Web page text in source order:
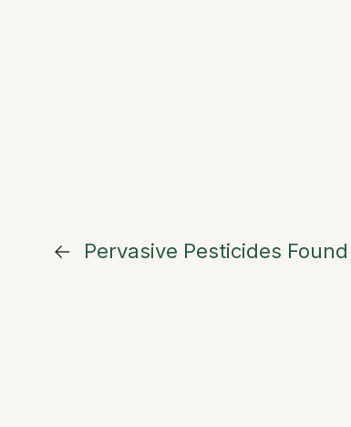
← Pervasive Pesticides